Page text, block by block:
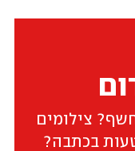
צילומים
בכתבה?